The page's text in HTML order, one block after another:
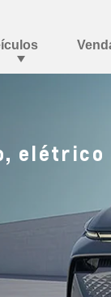
elétrico